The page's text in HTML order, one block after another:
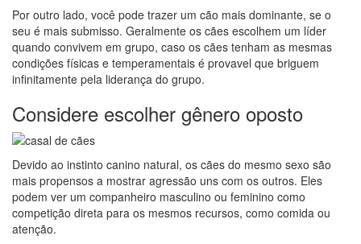
Por outro lado, você pode trazer um cão mais dominante, se o
seu é mais submisso. Geralmente os cães escolhem um líder
quando convivem em grupo, caso os cães tenham as mesmas
condições físicas e temperamentais é provavel que briguem
infinitamente pela liderança do grupo.
Considere escolher gênero oposto
Devido ao instinto canino natural, os cães do mesmo sexo são
mais propensos a mostrar agressão uns com os outros. Eles
podem ver um companheiro masculino ou feminino como
competição direta para os mesmos recursos, como comida ou
atenção.